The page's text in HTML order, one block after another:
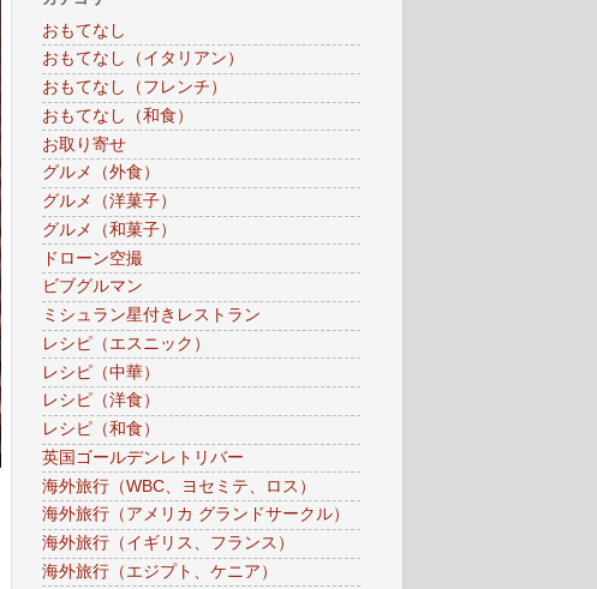
おもてなし
おもてなし（イタリアン）
おもてなし（フレンチ）
おもてなし（和食）
お取り寄せ
グルメ（外食）
グルメ（洋菓子）
グルメ（和菓子）
ドローン空撮
ビブグルマン
ミシュラン星付きレストラン
レシピ（エスニック）
レシピ（中華）
レシピ（洋食）
レシピ（和食）
英国ゴールデンレトリバー
海外旅行（WBC、ヨセミテ、ロス）
海外旅行（アメリカ グランドサークル）
海外旅行（イギリス、フランス）
海外旅行（エジプト、ケニア）